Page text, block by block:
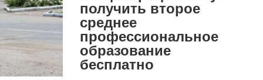
получить второе
среднее
профессиональное
образование
бесплатно